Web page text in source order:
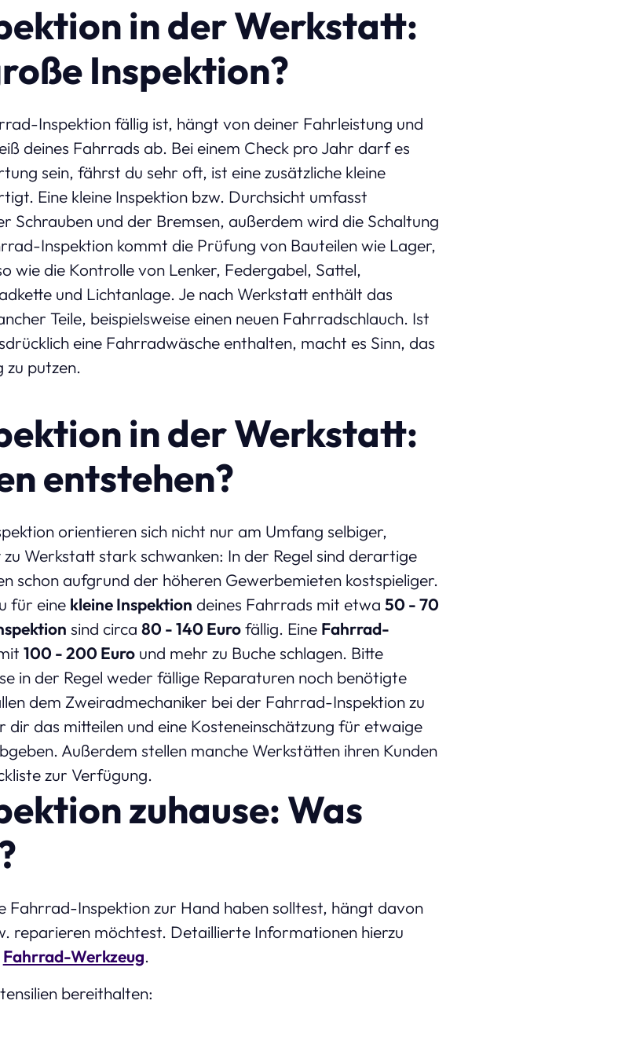
in der Werkstatt:
Inspektion?
Inspektion fällig ist, hängt von deiner Fahrleistung und
deines Fahrrads ab. Bei einem Check pro Jahr darf es
sein, fährst du sehr oft, ist eine zusätzliche kleine
Eine kleine Inspektion bzw. Durchsicht umfasst
Schrauben und der Bremsen, außerdem wird die Schaltung
Inspektion kommt die Prüfung von Bauteilen wie Lager,
wie die Kontrolle von Lenker, Federgabel, Sattel,
und Lichtanlage. Je nach Werkstatt enthält das
Teile, beispielsweise einen neuen Fahrradschlauch. Ist
eine Fahrradwäsche enthalten, macht es Sinn, das
putzen.
in der Werkstatt:
entstehen?
orientieren sich nicht nur am Umfang selbiger,
Werkstatt stark schwanken: In der Regel sind derartige
schon aufgrund der höheren Gewerbemieten kostspieliger.
für eine kleine Inspektion deines Fahrrads mit etwa 50 - 70
sind circa 80 - 140 Eurofällig. Eine Fahrrad-
100 - 200 Euround mehr zu Buche schlagen. Bitte
in der Regel weder fällige Reparaturen noch benötigte
dem Zweiradmechaniker bei der Fahrrad-Inspektion zu
dir das mitteilen und eine Kosteneinschätzung für etwaige
Außerdem stellen manche Werkstätten ihren Kunden
zur Verfügung.
zuhause: Was
Fahrrad-Inspektion zur Hand haben solltest, hängt davon
reparieren möchtest. Detaillierte Informationen hierzu
Fahrrad-Werkzeug.
bereithalten: